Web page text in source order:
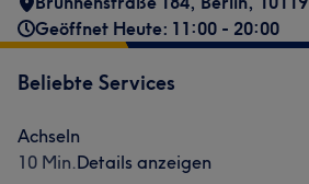
Geöffnet Heute: 11:00 - 20:00
Beliebte Services
Achseln
10 Min.Details anzeigen